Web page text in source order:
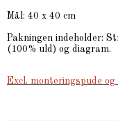
Mål: 40 x 40 cm
Pakningen indeholder:
(100% uld) og diagram.
Excl. monteringspude